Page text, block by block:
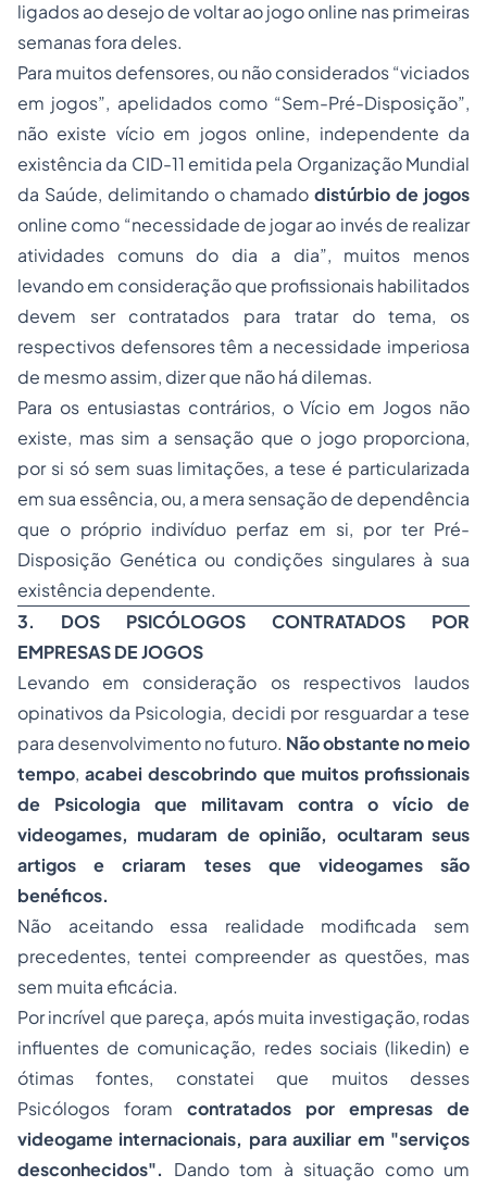
ligados ao desejo de voltar ao jogo online nas primeiras
semanas fora deles.
Para muitos defensores, ou não considerados “viciados
em jogos”, apelidados como “Sem-Pré-Disposição”,
não existe vício em jogos online, independente da
existência da CID-11 emitida pela Organização Mundial
da Saúde, delimitando o chamadodistúrbio de jogos
online como “necessidade de jogar ao invés de realizar
atividades comuns do dia a dia”, muitos menos
levando em consideração que profissionais habilitados
devem ser contratados para tratar do tema, os
respectivos defensores têm a necessidade imperiosa
de mesmo assim, dizer que não há dilemas.
Para os entusiastas contrários, o Vício em Jogos não
existe, mas sim a sensação que o jogo proporciona,
por si só sem suas limitações, a tese é particularizada
em sua essência, ou, a mera sensação de dependência
que o próprio indivíduo perfaz em si, por ter Pré-
Disposição Genética ou condições singulares à sua
existência dependente.
3. DOS PSICÓLOGOS CONTRATADOS POR
EMPRESAS DE JOGOS
Levando em consideração os respectivos laudos
opinativos da Psicologia, decidi por resguardar a tese
para desenvolvimento no futuro. Não obstante no meio
tempo,acabei descobrindo que muitos profissionais
de Psicologia que militavam contra o vício de
videogames, mudaram de opinião, ocultaram seus
artigos e criaram teses que videogames são
benéficos.
Não aceitando essa realidade modificada sem
precedentes, tentei compreender as questões, mas
sem muita eficácia.
Por incrível que pareça, após muita investigação, rodas
influentes de comunicação, redes sociais (likedin) e
ótimas fontes, constatei que muitos desses
Psicólogos foram contratados por empresas de
videogame internacionais, para auxiliar em "serviços
desconhecidos". Dando tom à situação como um